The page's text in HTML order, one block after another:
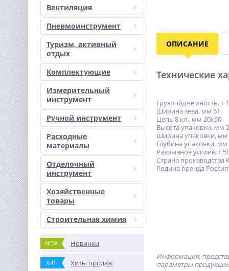
Вентиляция
Пневмоинструмент
Туризм, активный
отдых
Комплектующие
Измерительный
инструмент
Ручной инструмент
Расходные
материалы
Отделочный
инструмент
Хозяйственные
товары
Строительная химия
NEW Новинки
ХИТ Хиты продаж
ОПИСАНИЕ
Технические
Грузоподъемность, т
Ширина зева, мм 61
Цепь 8 кл., мм 20х60
Высота упаковки, мм
Ширина упаковки, мм
Глубина упаковки, мм
Разрывное усилие, т
Страна производства
Родина бренда Россия
Информация,
параметры